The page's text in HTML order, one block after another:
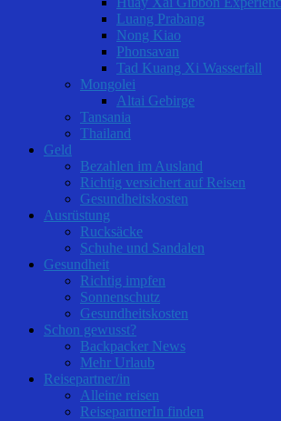
Luang Prabang
Nong Kiao
Phonsavan
Tad Kuang Xi Wasserfall
Mongolei
Altai Gebirge
Tansania
Thailand
Geld
Bezahlen im Ausland
Richtig versichert auf Reisen
Gesundheitskosten
Ausrüstung
Rucksäcke
Schuhe und Sandalen
Gesundheit
Richtig impfen
Sonnenschutz
Gesundheitskosten
Schon gewusst?
Backpacker News
Mehr Urlaub
Reisepartner/in
Alleine reisen
ReisepartnerIn finden